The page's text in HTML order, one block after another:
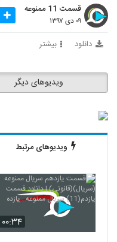
قسمت 11 ممنوعه
۰۹ دی ۱۳۹۷
دانلود بیشتر
ویدیوهای دیگر
ویدیوهای مرتبط
۰۰:۳۴